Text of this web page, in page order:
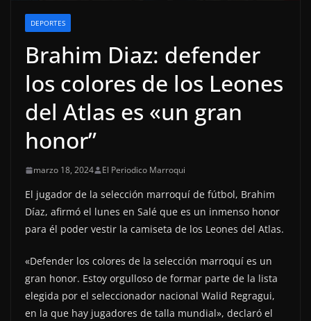
DEPORTES
Brahim Diaz: defender
los colores de los Leones
del Atlas es «un gran
honor”
marzo 18, 2024 El Periodico Marroqui
El jugador de la selección marroquí de fútbol, Brahim
Díaz, afirmó el lunes en Salé que es un inmenso honor
para él poder vestir la camiseta de los Leones del Atlas.
«Defender los colores de la selección marroquí es un
gran honor. Estoy orgulloso de formar parte de la lista
elegida por el seleccionador nacional Walid Regragui,
en la que hay jugadores de talla mundial», declaró el